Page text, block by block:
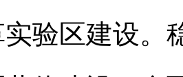
验区建设。